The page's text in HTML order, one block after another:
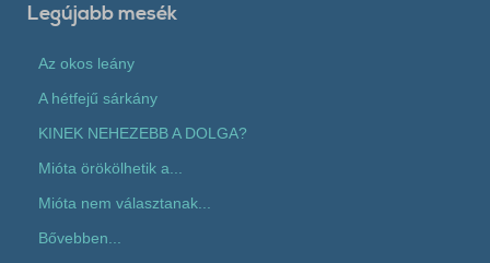
Legújabb mesék
Az okos leány
A hétfejű sárkány
KINEK NEHEZEBB A DOLGA?
Mióta örökölhetik a...
Mióta nem választanak...
Bővebben...